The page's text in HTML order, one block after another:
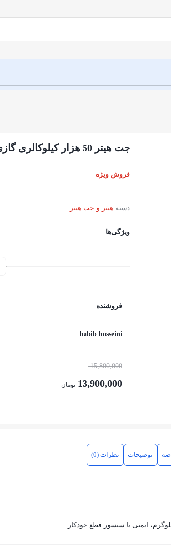
جت هیتر 50 هزار کیلوکالری گازی الوند مدل H1G50
فروش ویژه
دسته:هیتر و جت هیتر
ویژگی‌ها
فروشنده
habib hosseini
15,800,000
13,900,000 تومان
توضیحات نظرات (0)